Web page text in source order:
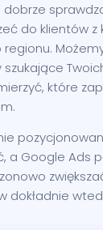
dobrze
do klientów z
które
a Google Ads
dokładnie